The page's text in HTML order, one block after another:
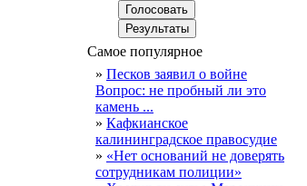
Самое популярное
» Песков заявил о войне
Вопрос: не пробный ли это
камень ...
» Кафкианское
калининградское правосудие
» «Нет оснований не доверять
сотрудникам полиции»